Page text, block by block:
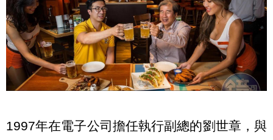
1997年在電子公司擔任執行副總的劉世章，與